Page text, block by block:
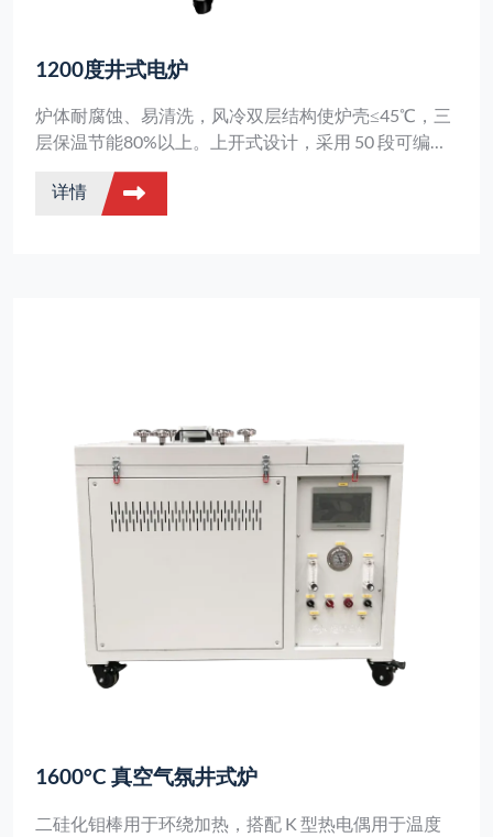
1200度井式电炉
炉体耐腐蚀、易清洗，风冷双层结构使炉壳≤45℃，三
层保温节能80%以上。上开式设计，采用 50 段可编程
智能温控器，双回路保护。
详情
1600°C 真空气氛井式炉
二硅化钼棒用于环绕加热，搭配 K 型热电偶用于温度